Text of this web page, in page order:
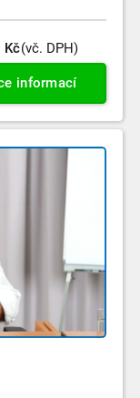
Kč(vč. DPH)
informací